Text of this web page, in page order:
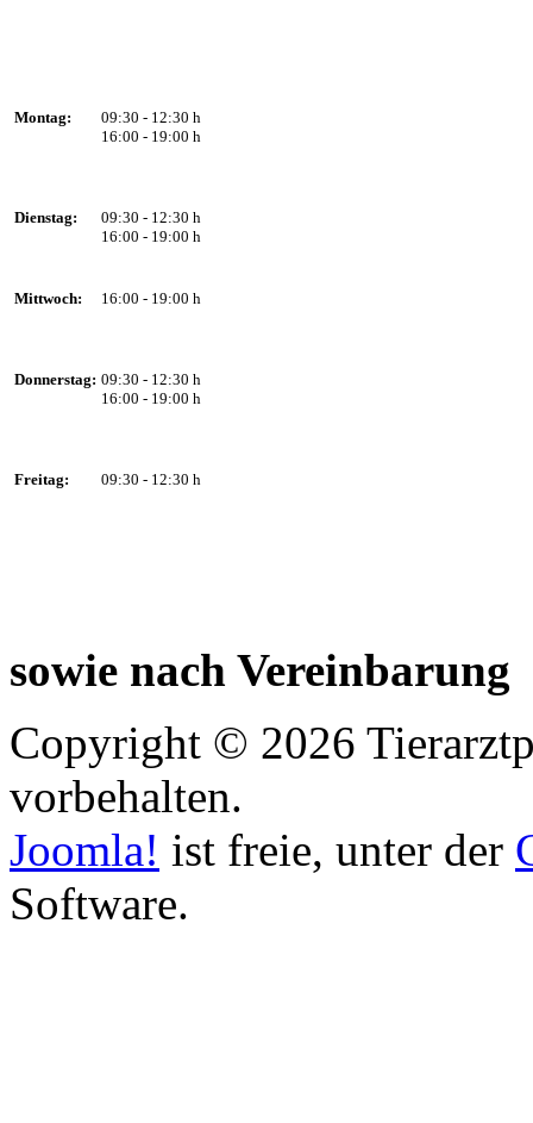
Montag:
09:30 - 12:30 h
16:00 - 19:00 h
Dienstag:
09:30 - 12:30 h
16:00 - 19:00 h
Mittwoch: 16:00 - 19:00 h
Donnerstag: 09:30 - 12:30 h
16:00 - 19:00 h
Freitag: 09:30 - 12:30 h
sowie nach Vereinbarung
Copyright © 2026
vorbehalten.
Joomla! ist freie, unter der
Software.